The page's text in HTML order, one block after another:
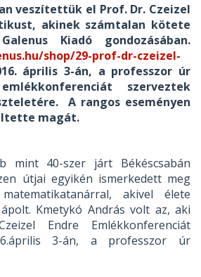
veszítettük el Prof. Dr. Czeizel
akinek számtalan kötete
Kiadó gondozásában.
shop/29-prof-dr-czeizel-
április 3-án, a professzor úr
szerveztek
A rangos eseményen
magát.
mint 40-szer járt Békéscsabán
útjai egyikén ismerkedett meg
akivel élete
Kmetykó András volt az, aki
Endre Emlékkonferenciát
3-án, a professzor úr